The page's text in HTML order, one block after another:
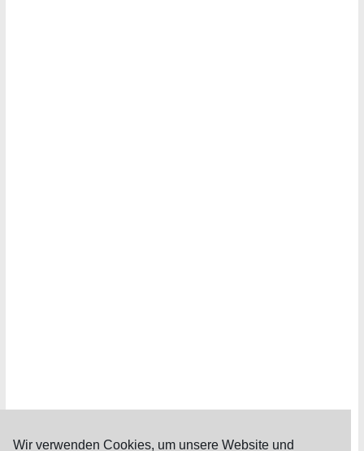
Wir verwenden Cookies, um unsere Website und